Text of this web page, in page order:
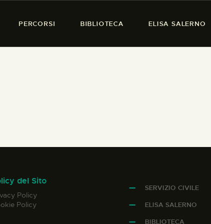
PERCORSI BIBLIOTECA ELISA SALERNO
DONNA
del Sito
Policy
Policy
SERVIZIO CIVILE
ELISA SALERNO
BIBLIOTECA